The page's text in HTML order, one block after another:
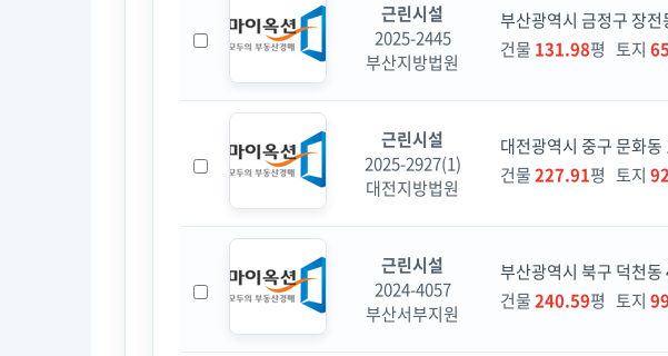
근린시설
2025-2445
부산지방법원
부산광역시 금정구 장
건물 131.98평 토지
근린시설
2025-2927(1)
대전지방법원
대전광역시 중구 문화동
건물227.91평 토지
근린시설
2024-4057
부산서부지원
부산광역시 북구 덕천
건물240.59평 토지